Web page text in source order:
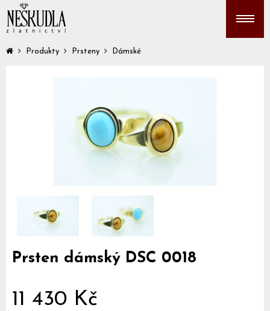
Produkty Prsteny Dámské
Prsten dámský DSC 0018
11 430 Kč